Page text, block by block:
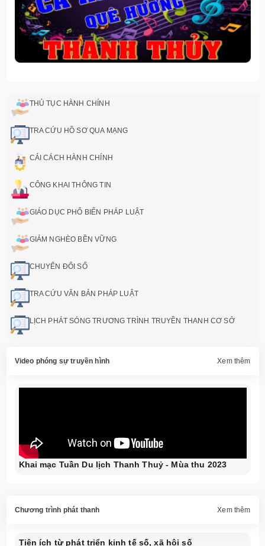
THỦ TỤC HÀNH CHÍNH
TRA CỨU HỒ SƠ QUA MẠNG
CẢI CÁCH HÀNH CHÍNH
CÔNG KHAI THÔNG TIN
GIÁO DỤC PHỔ BIẾN PHÁP LUẬT
GIẢM NGHÈO BỀN VỮNG
CHUYỂN ĐỔI SỐ
TRA CỨU VĂN BẢN PHÁP LUẬT
LỊCH PHÁT SÓNG TRƯƠNG TRÌNH TRUYỀN THANH CƠ SỞ
Video phóng sự truyền hình Xem thêm
Khai mạc Tuần Du lịch Thanh Thuỷ - Mùa thu 2023
Chương trình phát thanh Xem thêm
Tiện ích từ phát triển kinh tế số, xã hội số